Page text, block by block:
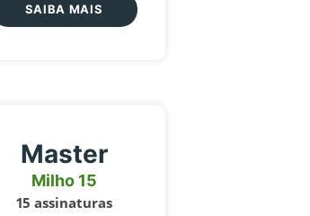
SAIBA MAIS
Master
Milho 15
15 assinaturas